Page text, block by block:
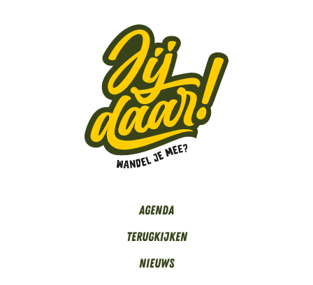
Agenda
Terugkijken
Nieuws